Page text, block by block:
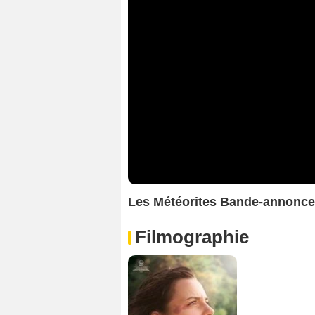
Les Météorites Bande-
Filmographie